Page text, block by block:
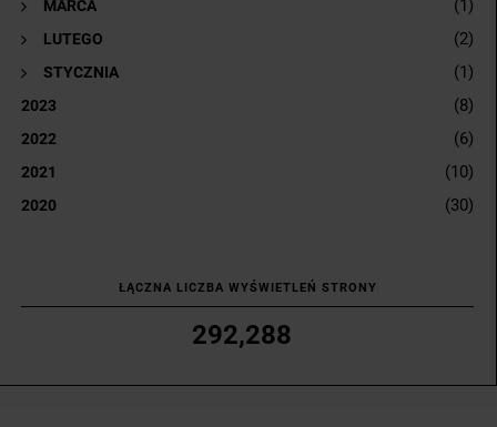
► MARCA (1)
► LUTEGO (2)
► STYCZNIA (1)
2023 (8)
2022 (6)
2021 (10)
2020 (30)
ŁĄCZNA LICZBA WYŚWIETLEŃ STRONY
292,288